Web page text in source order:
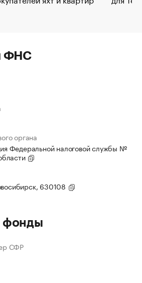
ФНС
органа
Федеральной налоговой службы №
630108
фонды
СФР